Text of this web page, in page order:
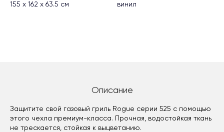
155 х 162 х 63.5 см
винил
Описание
Защитите свой газовый гриль Rogue серии 525 с помощью
этого чехла премиум-класса. Прочная, водостойкая ткань
не трескается, стойкая к выцветанию.